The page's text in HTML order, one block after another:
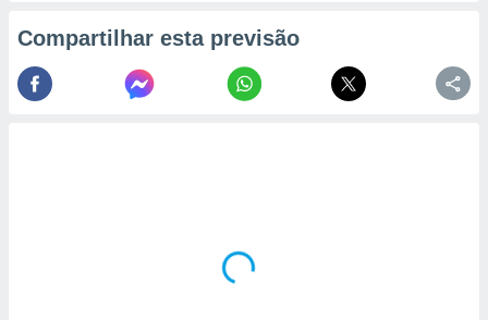
Compartilhar esta previsão